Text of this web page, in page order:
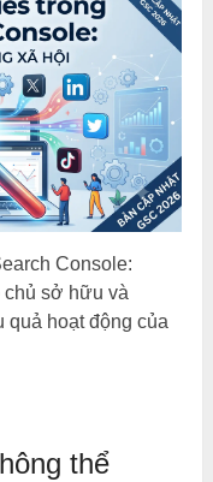
Console:
chủ sở hữu và
hoạt động của
thể